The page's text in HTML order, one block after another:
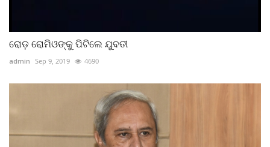
ରୋଡ଼ ରୋମିଓଙ୍କୁ ପିଟିଲେ ଯୁବତୀ
admin Sep 9, 2019 4690